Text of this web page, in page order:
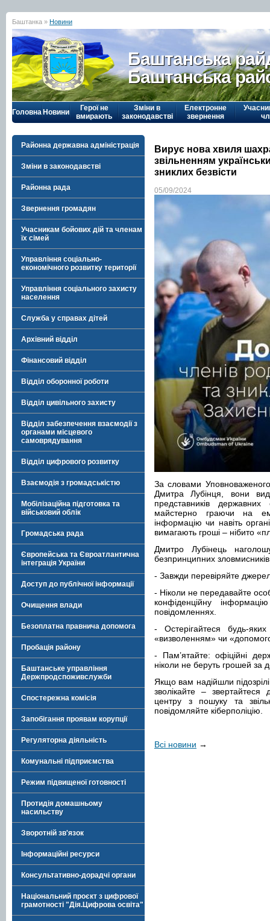
Баштанка » Новини
Баштанська
Баштанська
Головна Новини
Герої не
вмирають
Зміни в
законодавстві
Електронне
звернення
Районна державна адміністрація
Зміни в законодавстві
Районна рада
Звернення громадян
Учасникам бойових дій та членам
їх сімей
Управління соціально-
економічного розвитку території
Управління соціального захисту
населення
Служба у справах дітей
Архівний відділ
Фінансовий відділ
Відділ оборонної роботи
Відділ цивільного захисту
Відділ забезпечення взаємодії з
органами місцевого
самоврядування
Відділ цифрового розвитку
Взаємодія з громадськістю
Мобілізаційна підготовка та
військовий облік
Громадська рада
Європейська та Євроатлантична
інтеграція України
Доступ до публічної інформації
Очищення влади
Безоплатна правнича допомога
Пробація району
Баштанське управління
Держпродспоживслужби
Спостережна комісія
Запобігання проявам корупції
Регуляторна діяльність
Комунальні підприємства
Режим підвищеної готовності
Протидія домашньому
насильству
Зворотній зв'язок
Інформаційні ресурси
Консультативно-дорадчі органи
Національний проєкт з цифрової
грамотності "Дія.Цифрова освіта"
Вирує нова хвиля
звільненням
зниклих безвісти
05/09/2024
За словами
Дмитра Лубінця, вони
представників державних
майстерно граючи на
інформацію чи навіть
вимагають гроші – нібито
Дмитро Лубінець
безпринципних
- Завжди перевіряйте
- Ніколи не передавайте
конфіденційну
повідомленнях.
- Остерігайтеся будь-
«визволенням» чи
- Пам’ятайте: офіційні
ніколи не беруть грошей за
Якщо вам надійшли
зволікайте – звертайтеся
центру з пошуку та
повідомляйте кіберполіцію.
Всі новини →